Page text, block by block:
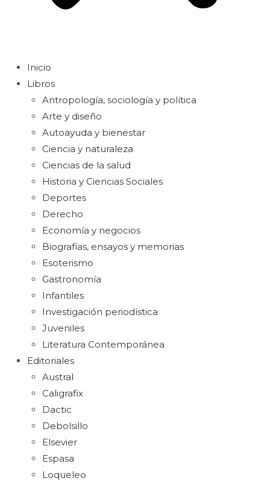
Inicio
Libros
Antropología, sociología y política
Arte y diseño
Autoayuda y bienestar
Ciencia y naturaleza
Ciencias de la salud
Historia y Ciencias Sociales
Deportes
Derecho
Economía y negocios
Biografías, ensayos y memorias
Esoterismo
Gastronomía
Infantiles
Investigación periodística
Juveniles
Literatura Contemporánea
Editoriales
Austral
Caligrafix
Dactic
Debolsillo
Elsevier
Espasa
Loqueleo